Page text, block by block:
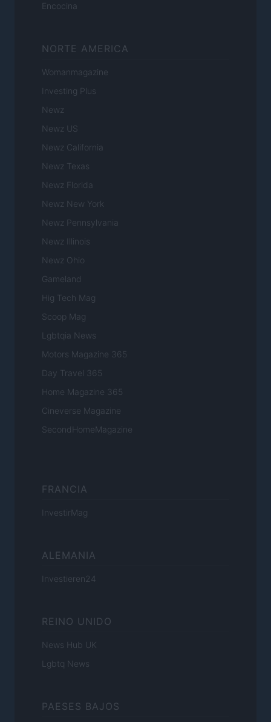
Encocina
NORTE AMERICA
Womanmagazine
Investing Plus
Newz
Newz US
Newz California
Newz Texas
Newz Florida
Newz New York
Newz Pennsylvania
Newz Illinois
Newz Ohio
Gameland
Hig Tech Mag
Scoop Mag
Lgbtqia News
Motors Magazine 365
Day Travel 365
Home Magazine 365
Cineverse Magazine
SecondHomeMagazine
FRANCIA
InvestirMag
ALEMANIA
Investieren24
REINO UNIDO
News Hub UK
Lgbtq News
PAESES BAJOS